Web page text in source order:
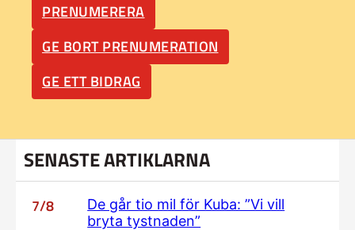
PRENUMERERA
GE BORT PRENUMERATION
GE ETT BIDRAG
SENASTE ARTIKLARNA
7/8
De går tio mil för Kuba: ”Vi vill
bryta tystnaden”